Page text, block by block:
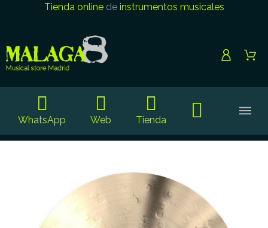
Tienda onlinede instrumentos musicales
WhatsApp Web Tienda